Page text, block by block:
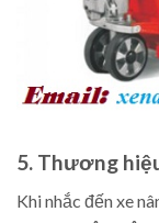
5. Thương
Khi nhắc đến xe